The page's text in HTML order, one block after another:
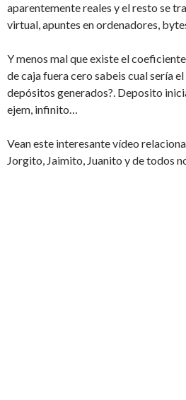
aparentemente reales y el resto se
virtual, apuntes en ordenadores,
Y menos mal que existe el
de caja fuera cero sabeis cual sería
depósitos generados?. Deposito
ejem, infinito…
Vean este interesante vídeo
Jorgito, Jaimito, Juanito y de todos